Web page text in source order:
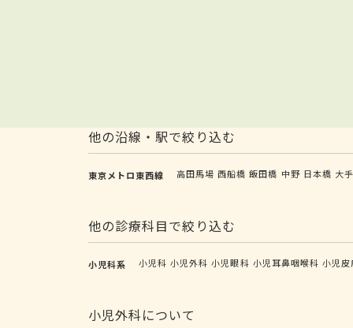
他の沿線・駅で絞り込む
東京メトロ東西線 高田馬場 西船橋 飯田橋 中野 日本橋 大
他の診療科目で絞り込む
小児科系 小児科 小児外科 小児眼科 小児耳鼻咽喉科 小児皮
小児外科について